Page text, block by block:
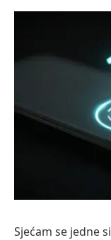
Sjećam se jedne